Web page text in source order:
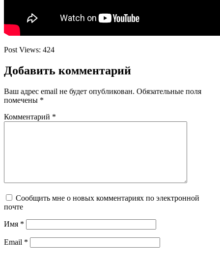
Post Views: 424
Добавить комментарий
Ваш адрес email не будет опубликован. Обязательные поля
помечены *
Комментарий *
Сообщить мне о новых комментариях по электронной
почте
Имя *
Email *